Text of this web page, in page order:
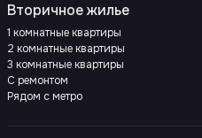
Вторичное жилье
1 комнатные квартиры
2 комнатные квартиры
3 комнатные квартиры
С ремонтом
Рядом с метро